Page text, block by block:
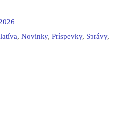
,Novinky,Príspevky, Správy,